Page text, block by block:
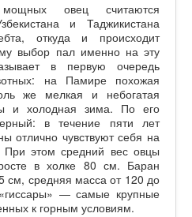
овец считаются
и Таджикистана
откуда и происходит
выбор пал именно на эту
в первую очередь
на Памире похожая
же мелкая и небогатая
и холодная зима. По его
в течение пяти лет
отлично чувствуют себя на
При этом средний вес овцы
в холке 80 см. Баран
см, средняя масса от 120 до
— самые крупные
к горным условиям.